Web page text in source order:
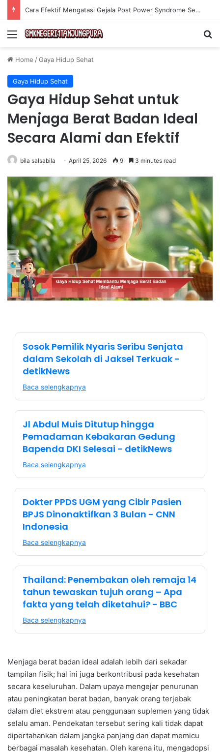
Cara Efektif Mengatasi Gejala Post Power Syndrome Setelah Pensiun Kerja
Menu
Home /Gaya Hidup Sehat
Gaya Hidup Sehat
Gaya Hidup Sehat untuk
Menjaga Berat Badan Ideal
Secara Alami dan Efektif
bila salsabila April 25, 2026 9 3 minutes read
Sosok Pemilik Nyaris Seribu Senjata
dalam Sekolah di Jaksel Terkuak -
detikNews
Baca selengkapnya
Jl Abdul Muis Ditutup hingga
Pemadaman Kebakaran Gedung
Bapenda DKI Selesai - detikNews
Baca selengkapnya
Dokter PPDS UGM yang Cibir Pasien
BPJS Dinonaktifkan 3 Bulan - CNN
Indonesia
Baca selengkapnya
Thailand: Penembakan oleh remaja 14
tahun tewaskan tujuh orang – Apa
fakta yang telah diketahui? - BBC
Baca selengkapnya
Menjaga berat badan ideal adalah lebih dari sekadar
tampilan fisik; hal ini juga berkontribusi pada kesehatan
secara keseluruhan. Dalam upaya mengejar penurunan
atau peningkatan berat badan, banyak orang terjebak
dalam diet ekstrem atau penggunaan suplemen yang tidak
selalu aman. Pendekatan tersebut sering kali tidak dapat
dipertahankan dalam jangka panjang dan dapat memicu
berbagai masalah kesehatan. Oleh karena itu, mengadopsi